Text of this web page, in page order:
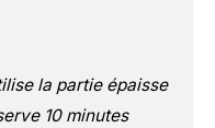
la partie épaisse
10 minutes